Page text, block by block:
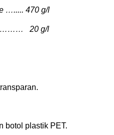
…..... 470 g/l
20 g/l
botol plastik PET.